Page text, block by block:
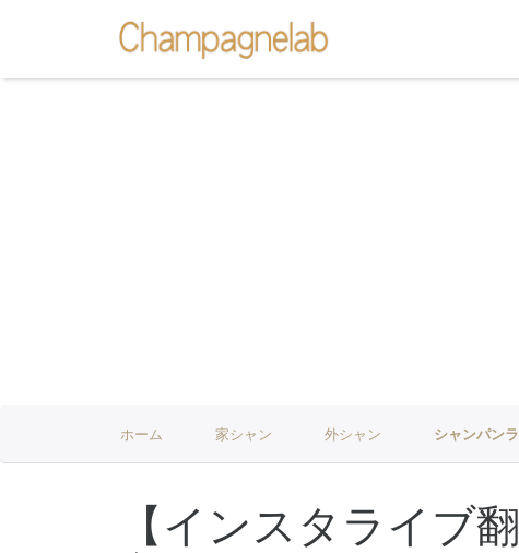
ホーム 家シャン 外シャン シャンパン
【インスタライブ